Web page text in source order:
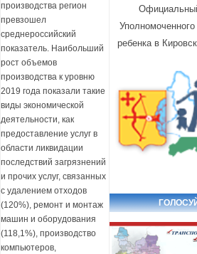
производства регион
превзошел
среднероссийский
показатель. Наибольший
рост объемов
производства к уровню
2019 года показали такие
виды экономической
деятельности, как
предоставление услуг в
области ликвидации
последствий загрязнений
и прочих услуг, связанных
с удалением отходов
(120%), ремонт и монтаж
машин и оборудования
(118,1%), производство
компьютеров,
ребенка в